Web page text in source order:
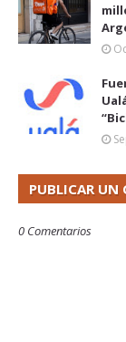
PUBLICAR UN
0 Comentarios